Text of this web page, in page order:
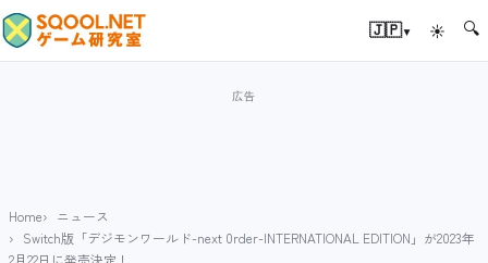
🇯🇵▾ ☀ 🔍
Home
ニュース
Switch版「デジモンワールド-next 0rder-INTERNATIONAL EDITION」が2023年
2月22日に発売決定！